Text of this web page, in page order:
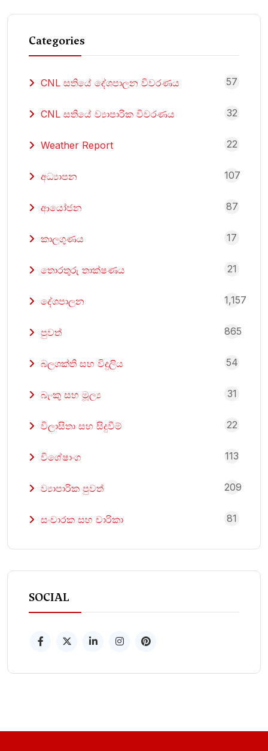
Categories
CNL සතියේ දේශපාලන විවරණය 57
CNL සතියේ ව්‍යාපාරික විවරණය 32
Weather Report 22
අධ්‍යාපන 107
ආයෝජන 87
කාලගුණය 17
තොරතුරු තාක්ෂණය 21
දේශපාලන 1,157
පුවත් 865
බලශක්ති සහ විදුලිය 54
බැංකු සහ මූල්‍ය 31
විලාසිතා සහ සිදුවීම් 22
විශේෂාංග 113
ව්‍යාපාරික පුවත් 209
සංචාරක සහ චාරිකා 81
SOCIAL